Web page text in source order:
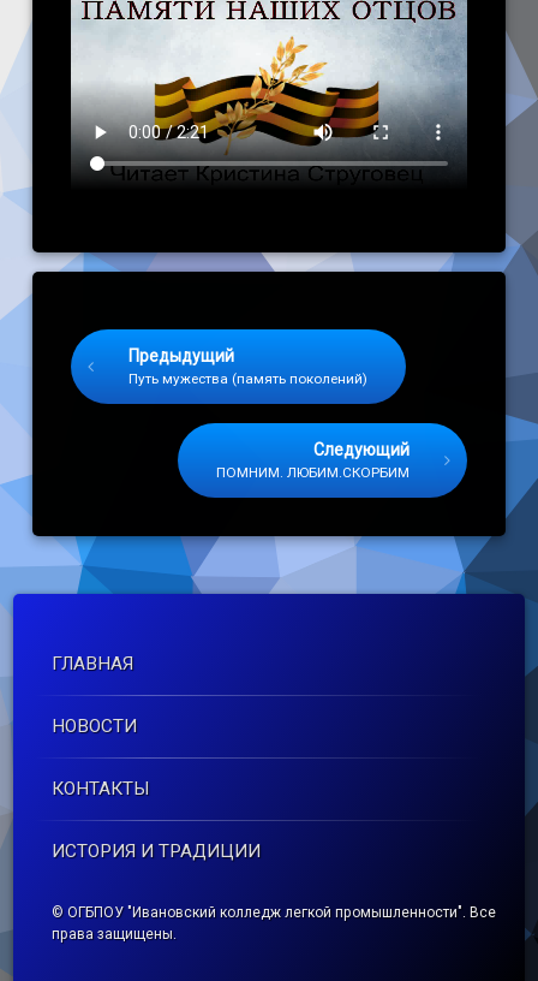
Предыдущий
Путь мужества (память поколений)
Следующий
ПОМНИМ. ЛЮБИМ.СКОРБИМ
ГЛАВНАЯ
НОВОСТИ
КОНТАКТЫ
ИСТОРИЯ И ТРАДИЦИИ
© ОГБПОУ "Ивановский колледж легкой промышленности". Все
права защищены.